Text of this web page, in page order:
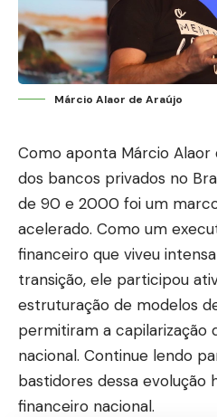
Márcio Alaor de Araújo
Como aponta Márcio Alaor
dos bancos privados no
de 90 e 2000 foi um
acelerado. Como um
financeiro que viveu
transição, ele participou
estruturação de modelos
permitiram a capilarização
nacional. Continue lendo
bastidores dessa evolução
financeiro nacional.